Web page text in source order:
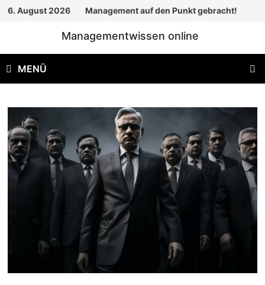
Zum
6. August 2026 Management auf den Punkt gebracht!
Managementwissen online
MENÜ